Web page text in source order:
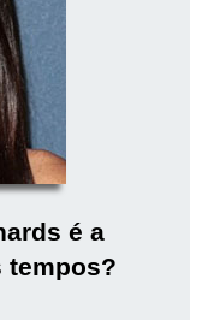
é a
tempos?